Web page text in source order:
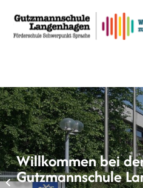
Willkommen bei
Gutzmannschule